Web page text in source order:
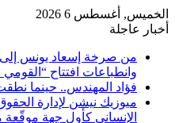
الخميس, أغسطس 6 2026
أخبار عاجلة
من صرخة إسعاد يونس
وانطباعات افتتاح “القومي
فؤاد المهندس.. حينما
ميوزيك نيشن لإدارة
الإنساني كأول جهة